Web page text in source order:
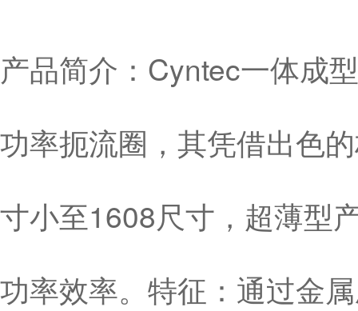
产品简介：Cyntec一体成
功率扼流圈，其凭借出色
寸小至1608尺寸，超薄型
功率效率。特征：通过金